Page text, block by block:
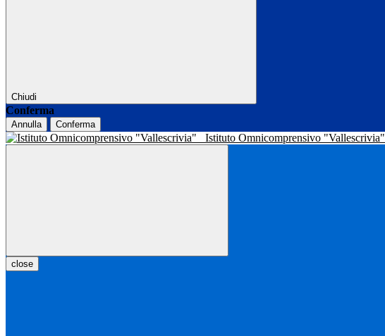
Chiudi
Conferma
Annulla Conferma
Istituto Omnicomprensivo "Vallescrivia"
close